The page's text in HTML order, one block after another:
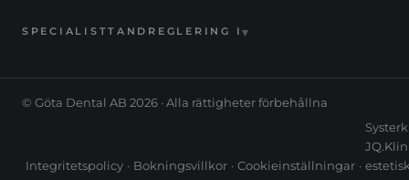
SPECIALISTTANDREGLERING I▾
© Göta Dental AB 2026 · Alla rättigheter förbehållna
Integritetspolicy · Bokningsvillkor · Cookieinställningar ·